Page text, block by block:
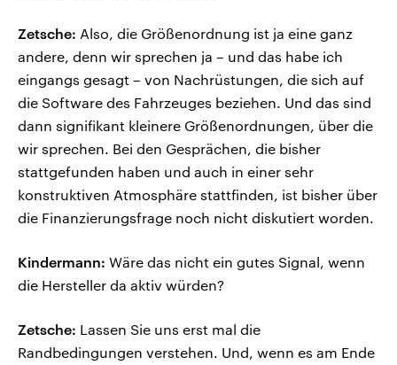
Zetsche: Also, die Größenordnung ist ja eine ganz
andere, denn wir sprechen ja – und das habe ich
eingangs gesagt – von Nachrüstungen, die sich auf
die Software des Fahrzeuges beziehen. Und das sind
dann signifikant kleinere Größenordnungen, über die
wir sprechen. Bei den Gesprächen, die bisher
stattgefunden haben und auch in einer sehr
konstruktiven Atmosphäre stattfinden, ist bisher über
die Finanzierungsfrage noch nicht diskutiert worden.
Kindermann: Wäre das nicht ein gutes Signal, wenn
die Hersteller da aktiv würden?
Zetsche: Lassen Sie uns erst mal die
Randbedingungen verstehen. Und, wenn es am Ende